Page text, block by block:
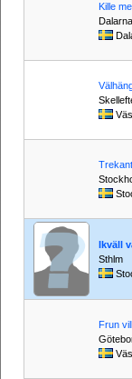
Kille
Ikväll
Sthlm
Frun